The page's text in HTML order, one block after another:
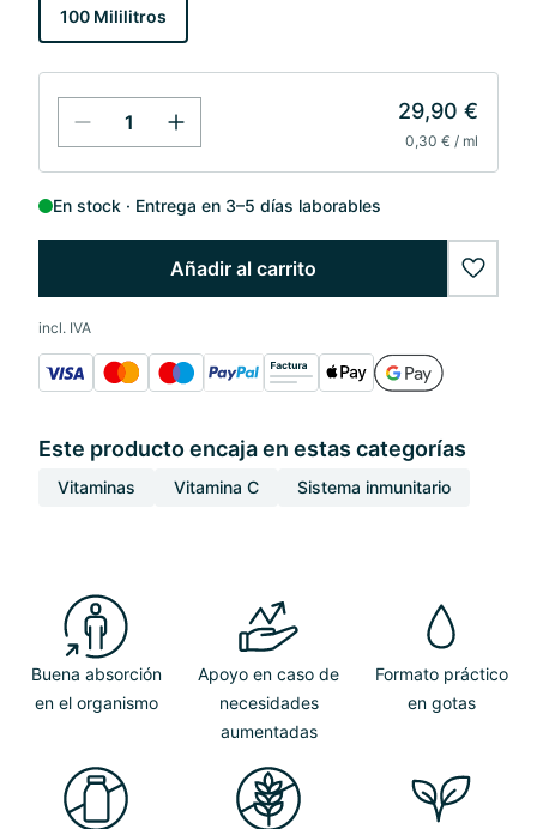
100 Mililitros
29,90 €
0,30 € / ml
En stock Entrega en 3–5 días laborables
Añadir al carrito
incl. IVA
Este producto encaja en estas categorías
Vitaminas Vitamina C Sistema inmunitario
Buena absorción
en el organismo
Apoyo en caso de
necesidades
aumentadas
Formato práctico
en gotas